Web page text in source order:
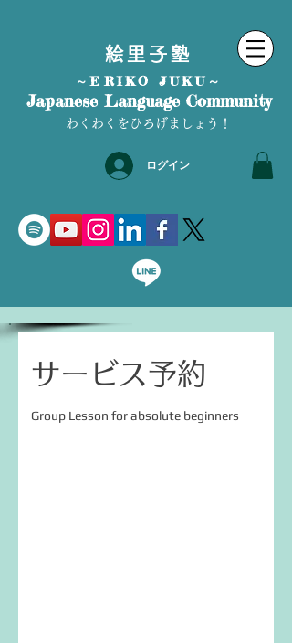
絵里子塾
～ERIKO JUKU～
Japanese Language Community
わくわくをひろげましょう！
ログイン
サービス予約
Group Lesson for absolute beginners